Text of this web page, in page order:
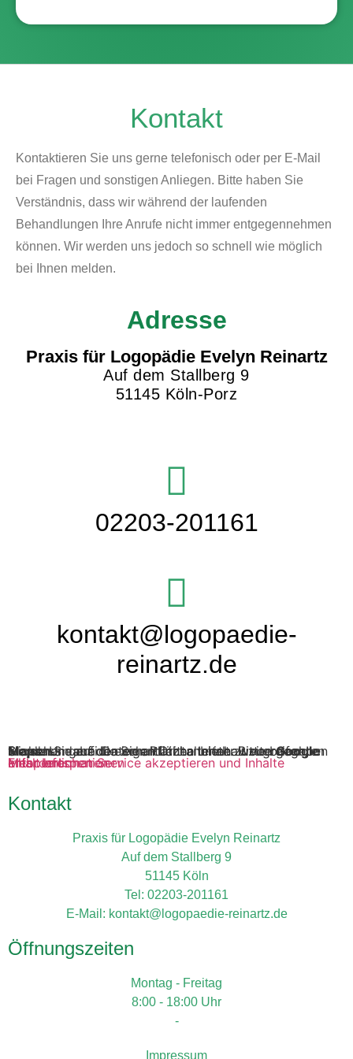
Kontakt
Kontaktieren Sie uns gerne telefonisch oder per E-Mail
bei Fragen und sonstigen Anliegen. Bitte haben Sie
Verständnis, dass wir während der laufenden
Behandlungen Ihre Anrufe nicht immer entgegennehmen
können. Wir werden uns jedoch so schnell wie möglich
bei Ihnen melden.
Adresse
Praxis für Logopädie Evelyn Reinartz
Auf dem Stallberg 9
51145 Köln-Porz
02203-201161
kontakt@logopaedie-
reinartz.de
Sie sehen gerade einen Platzhalterinhalt von
Google Maps
. Um auf den eigentlichen Inhalt zuzugreifen, klicken Sie auf die Schaltfläche unten. Bitte beachten Sie, dass dabei Daten an Drittanbieter weitergegeben werden.
Mehr Informationen
Inhalt entsperren
Erforderlichen Service akzeptieren und Inhalte entsperren
Kontakt
Praxis für Logopädie Evelyn Reinartz
Auf dem Stallberg 9
51145 Köln
Tel: 02203-201161
E-Mail: kontakt@logopaedie-reinartz.de
Öffnungszeiten
Montag - Freitag
8:00 - 18:00 Uhr
-
Impressum